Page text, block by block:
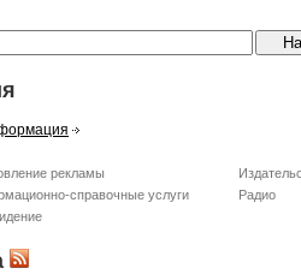
рекламы
справочные услуги
Радио